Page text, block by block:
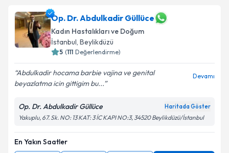
Op. Dr. Abdulkadir Güllüce
Kadın Hastalıkları ve Doğum
İstanbul, Beylikdüzü
5 (111 Değerlendirme)
Abdulkadir hocama barbie vajina ve genital
beyazlatma icin gittigim bu...
Devamı
Op. Dr. Abdulkadir Güllüce Haritada Göster
Yakuplu, 67. Sk. NO: 13 KAT: 3 İC KAPI NO:3, 34520 Beylikdüzü/İstanbul
En Yakın Saatler